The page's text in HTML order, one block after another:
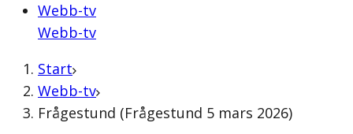
Webb-tv
Webb-tv
Start
Webb-tv
Frågestund (Frågestund 5 mars 2026)